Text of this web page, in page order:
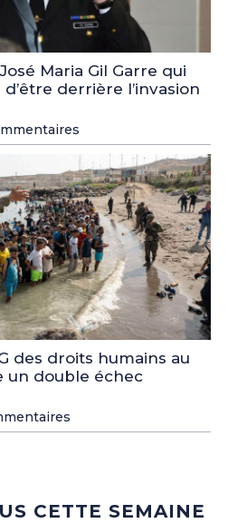
Maria Gil Garre qui
d’être derrière l’invasion
des droits humains au
un double échec
CETTE SEMAINE